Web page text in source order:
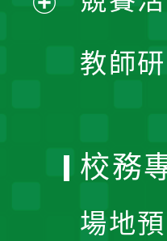
教師
開
校務
場地